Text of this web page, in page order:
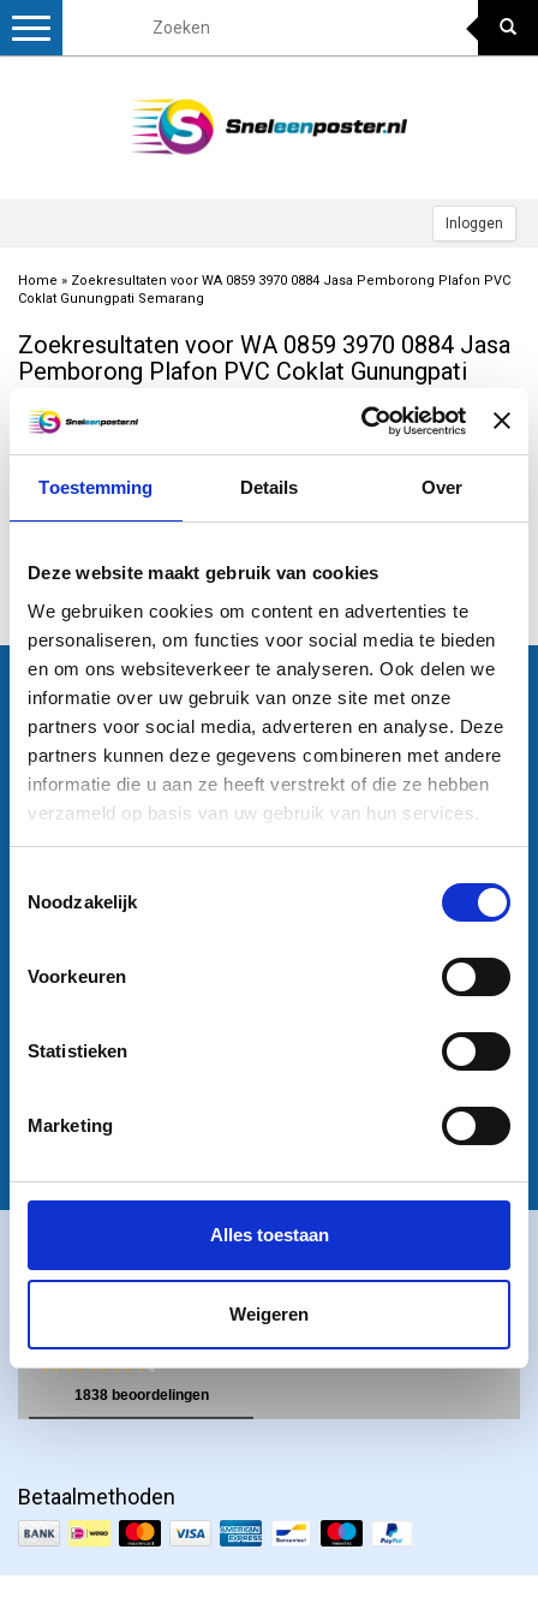
Toestemming Details Over
Deze website maakt gebruik van cookies
We gebruiken cookies om content en advertenties te
personaliseren, om functies voor social media te bieden
en om ons websiteverkeer te analyseren. Ook delen we
informatie over uw gebruik van onze site met onze
partners voor social media, adverteren en analyse. Deze
partners kunnen deze gegevens combineren met andere
informatie die u aan ze heeft verstrekt of die ze hebben
verzameld op basis van uw gebruik van hun services.
Noodzakelijk
Voorkeuren
Statistieken
Marketing
Alles toestaan
Weigeren
Inloggen
Toggle
Home » Zoekresultaten voor WA 0859 3970 0884 Jasa Pemborong Plafon PVC
Coklat Gunungpati Semarang
Zoekresultaten voor WA 0859 3970 0884 Jasa
Pemborong Plafon PVC Coklat Gunungpati
Geen producten gevonden!...
Contactgegevens
Dorsmolen 12
1771 PA Wieringerwerf
info@sneleenposter.nl
0227601566
Klantenservice
Variabel printen
Algemene voorwaarden particulieren
Betaalmethoden